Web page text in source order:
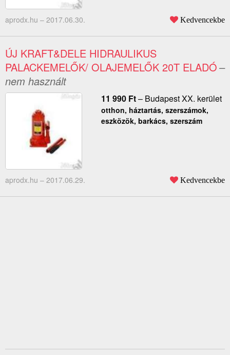
aprodx.hu – 2017.06.30. Kedvencekbe
ÚJ KRAFT&DELE HIDRAULIKUS
PALACKEMELŐK/ OLAJEMELŐK 20T ELADÓ–
nem használt
11 990 Ft– Budapest XX. kerület
otthon, háztartás, szerszámok,
eszközök, barkács, szerszám
aprodx.hu – 2017.06.29. Kedvencekbe